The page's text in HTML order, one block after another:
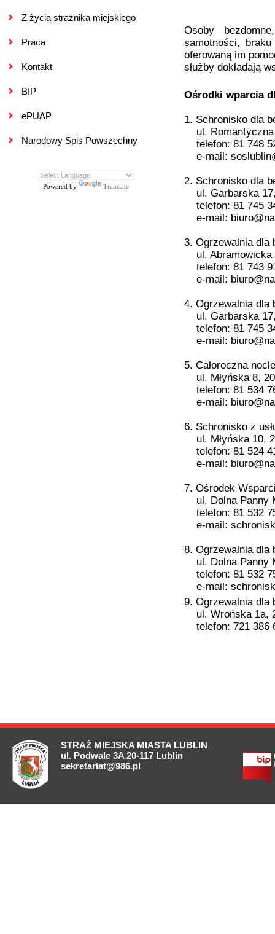
Z życia strażnika miejskiego
Praca
Kontakt
BIP
ePUAP
Narodowy Spis Powszechny
Powered by Translate
Osoby
samotności,
oferowaną im
służby dokładają
Ośrodki wparcia
1. Schronisko dla
ul. Romantyczna
telefon: 81 748
e-mail:
2. Schronisko dla
ul. Garbarska
telefon: 81 745
e-mail:
3. Ogrzewalnia dla
ul. Abramowicka
telefon: 81 743
e-mail:
4. Ogrzewalnia dla
ul. Garbarska
telefon: 81 745
e-mail:
5. Całoroczna
ul. Młyńska 8,
telefon: 81 534
e-mail:
6. Schronisko z
ul. Młyńska 10,
telefon: 81 524
e-mail:
7. Ośrodek
ul. Dolna Panny
telefon: 81 532
e-mail:
8. Ogrzewalnia dla
ul. Dolna Panny
telefon: 81 532
e-mail:
9. Ogrzewalnia dla
ul. Wrońska 1a,
telefon: 721 386
STRAŻ MIEJSKA MIASTA LUBLIN
ul. Podwale 3A 20-117 Lublin
sekretariat@986.pl